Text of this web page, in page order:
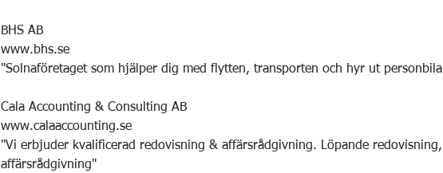
BHS AB
www.bhs.se
"Solnaföretaget som hjälper dig med flytten, transporten och hyr ut
Cala Accounting & Consulting AB
www.calaaccounting.se
"Vi erbjuder kvalificerad redovisning & affärsrådgivning. Löpande
affärsrådgivning"